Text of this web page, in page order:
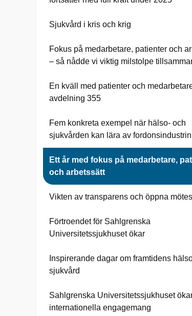
Sjukvård i kris och krig
Fokus på medarbetare, patienter och
– så nådde vi viktig milstolpe
En kväll med patienter och
avdelning 355
Fem konkreta exempel när hälso- och
sjukvården kan lära av fordonsindustrin
Ett år med fokus på medarbetare,
och arbetssätt
Vikten av transparens och öppna
Förtroendet för Sahlgrenska
Universitetssjukhuset ökar
Inspirerande dagar om framtidens
sjukvård
Sahlgrenska Universitetssjukhuset
internationella engagemang